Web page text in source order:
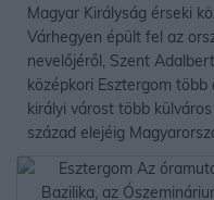
Magyar Királyság érseki
Várhegyen épült fel az
nevelőjéről, Szent
középkori Esztergom
királyi várost több
század elejéig